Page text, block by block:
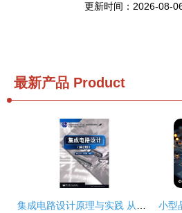
更新时间：2026-08-
最新产品 Product